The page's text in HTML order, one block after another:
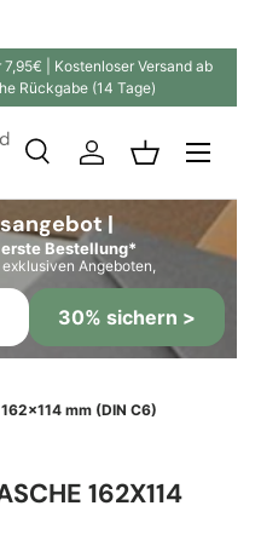
| Kostenloser Versand ab
Rückgabe (14 Tage)
SucheEinloggen
|
Bestellung*
Angeboten,
30% sichern >
mm (DIN C6)
162X114